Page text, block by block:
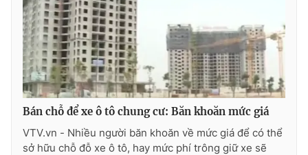
Emagazine
Photo Infographic
Video Shorts video
VTV Thể thao
Bán chỗ để xe ô tô chung cư: Băn khoăn mức giá
VTV.vn - Nhiều người băn khoăn về mức giá để có thể
sở hữu chỗ đỗ xe ô tô, hay mức phí trông giữ xe sẽ